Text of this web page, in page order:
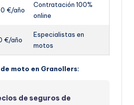
€/año
Contratación 100%
online
€/año
Especialistas en
motos
moto en Granollers:
de seguros de